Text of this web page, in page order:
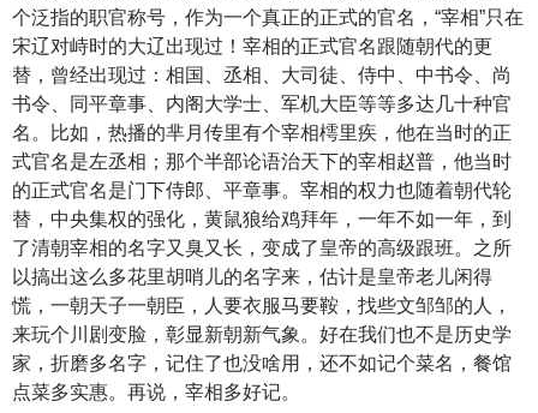
个泛指的职官称号，作为一个真正的正式的官名，“宰相”只在
宋辽对峙时的大辽出现过！宰相的正式官名跟随朝代的更
替，曾经出现过：相国、丞相、大司徒、侍中、中书令、尚
书令、同平章事、内阁大学士、军机大臣等等多达几十种官
名。比如，热播的芈月传里有个宰相樗里疾，他在当时的正
式官名是左丞相；那个半部论语治天下的宰相赵普，他当时
的正式官名是门下侍郎、平章事。宰相的权力也随着朝代轮
替，中央集权的强化，黄鼠狼给鸡拜年，一年不如一年，到
了清朝宰相的名字又臭又长，变成了皇帝的高级跟班。之所
以搞出这么多花里胡哨儿的名字来，估计是皇帝老儿闲得
慌，一朝天子一朝臣，人要衣服马要鞍，找些文邹邹的人，
来玩个川剧变脸，彰显新朝新气象。好在我们也不是历史学
家，折磨多名字，记住了也没啥用，还不如记个菜名，餐馆
点菜多实惠。再说，宰相多好记。